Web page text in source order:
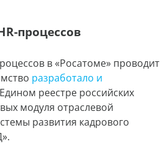
процессов
в «Росатоме» проводит
разработало и
реестре российских
модуля отраслевой
развития кадрового